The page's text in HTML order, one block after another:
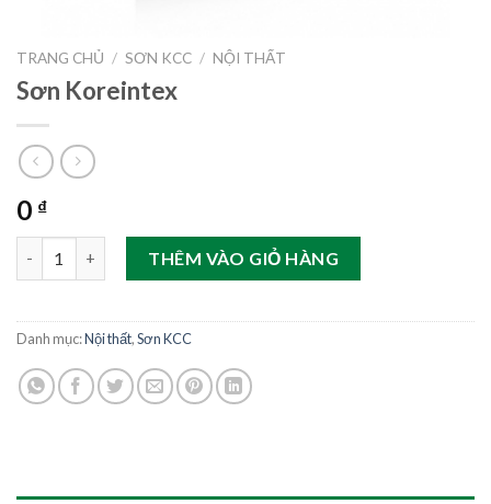
TRANG CHỦ / SƠN KCC / NỘI THẤT
Sơn Koreintex
0 ₫
Sơn Koreintex số lượngTHÊM VÀO GIỎ HÀNG
Danh mục:Nội thất,Sơn KCC